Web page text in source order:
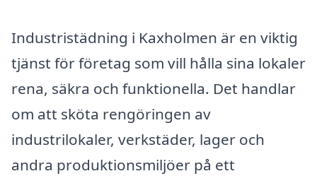
Industristädning i Kaxholmen är en viktig
tjänst för företag som vill hålla sina lokaler
rena, säkra och funktionella. Det handlar
om att sköta rengöringen av
industrilokaler, verkstäder, lager och
andra produktionsmiljöer på ett